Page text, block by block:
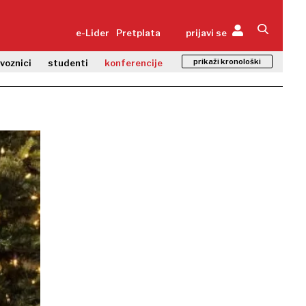
e-Lider Pretplata prijavi se
studenti konferencije prikaži kronološki